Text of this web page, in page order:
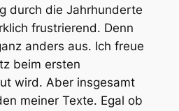
durch die Jahrhunderte
frustrierend. Denn
anders aus. Ich freue
beim ersten
wird. Aber insgesamt
meiner Texte. Egal ob